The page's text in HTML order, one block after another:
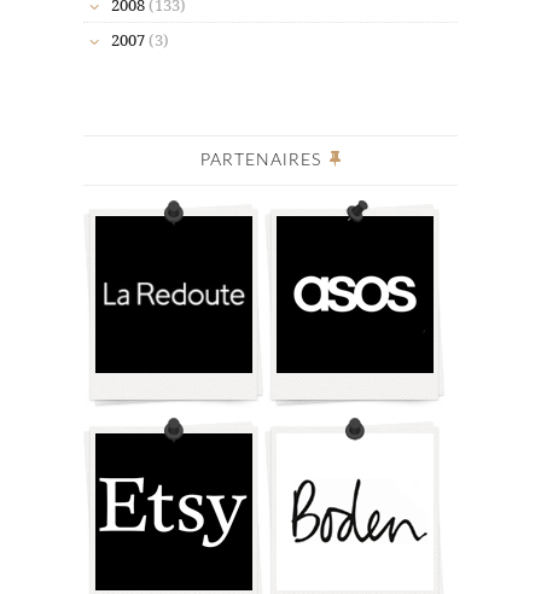
2008 (133)
2007 (3)
PARTENAIRES